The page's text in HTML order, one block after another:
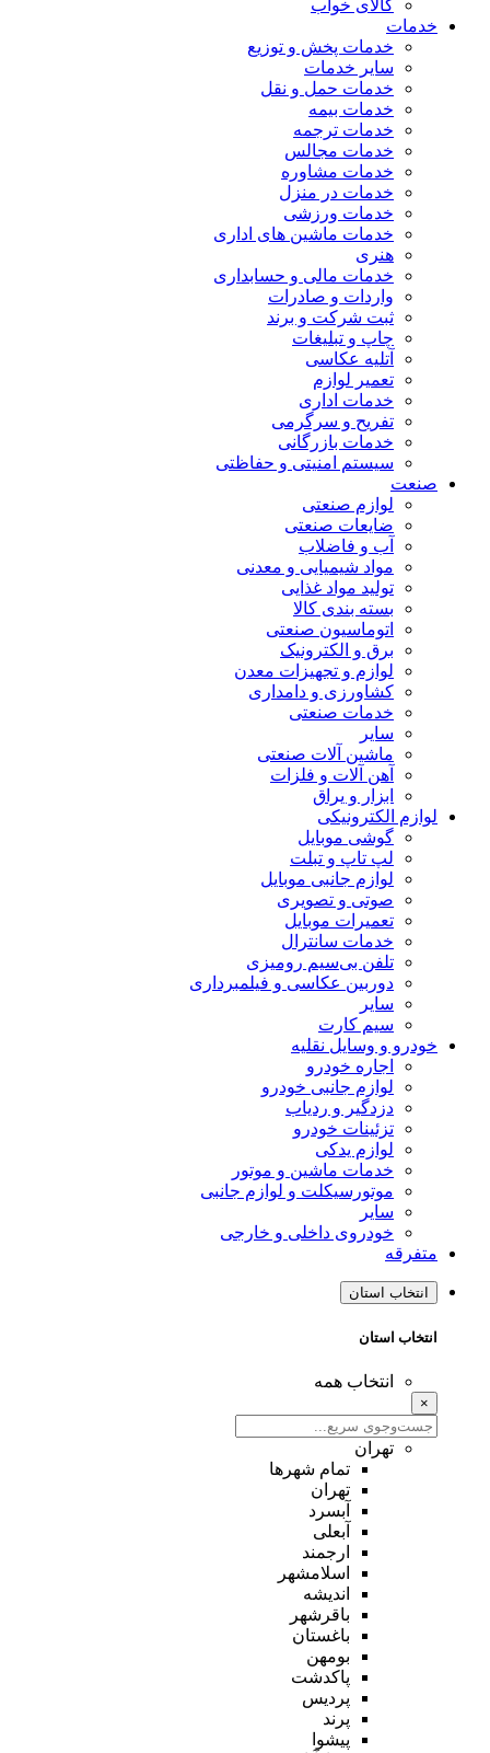
کالای خواب
خدمات
خدمات پخش و توزیع
سایر خدمات
خدمات حمل و نقل
خدمات بیمه
خدمات ترجمه
خدمات مجالس
خدمات مشاوره
خدمات در منزل
خدمات ورزشی
خدمات ماشین های اداری
هنری
خدمات مالی و حسابداری
واردات و صادرات
ثبت شرکت و برند
چاپ و تبلیغات
آتلیه عکاسی
تعمیر لوازم
خدمات اداری
تفریح و سرگرمی
خدمات بازرگانی
سیستم امنیتی و حفاظتی
صنعت
لوازم صنعتی
ضایعات صنعتی
آب و فاضلاب
مواد شیمیایی و معدنی
تولید مواد غذایی
بسته بندی کالا
اتوماسیون صنعتی
برق و الکترونیک
لوازم و تجهیزات معدن
کشاورزی و دامداری
خدمات صنعتی
سایر
ماشین آلات صنعتی
آهن آلات و فلزات
ابزار و یراق
لوازم الکترونیکی
گوشی موبایل
لپ تاپ و تبلت
لوازم جانبی موبایل
صوتی و تصویری
تعمیرات موبایل
خدمات سانترال
تلفن بی‌سیم رومیزی
دوربین عکاسی و فیلمبرداری
سایر
سیم کارت
خودرو و وسایل نقلیه
اجاره خودرو
لوازم جانبی خودرو
دزدگیر و ردیاب
تزئینات خودرو
لوازم یدکی
خدمات ماشین و موتور
موتورسیکلت و لوازم جانبی
سایر
خودروی داخلی و خارجی
متفرقه
انتخاب استان
انتخاب استان
انتخاب همه
×
تهران
تمام شهر‌ها
تهران
آبسرد
آبعلی
ارجمند
اسلامشهر
اندیشه
باقرشهر
باغستان
بومهن
پاکدشت
پردیس
پرند
پیشوا